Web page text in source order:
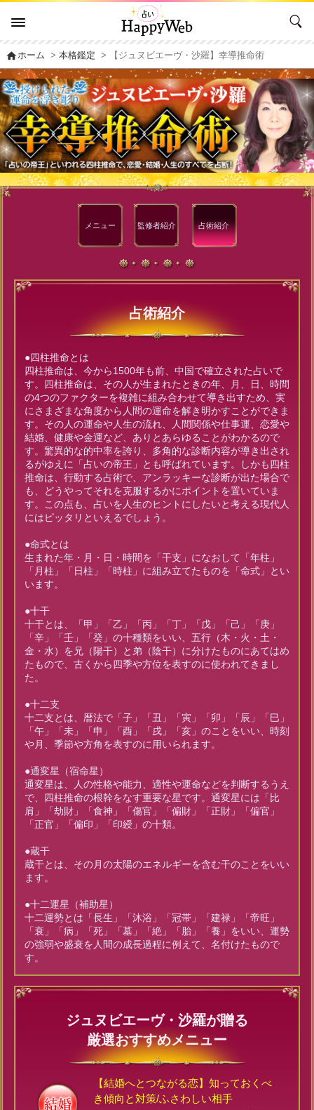
homeホーム >本格鑑定 > 【ジュヌビエーヴ・沙羅】幸導推命術
メニュー 監修者紹介 占術紹介
占術紹介
●四柱推命とは
四柱推命は、今から1500年も前、中国で確立された占いで
す。四柱推命は、その人が生まれたときの年、月、日、時間
の4つのファクターを複雑に組み合わせて導き出すため、実
にさまざまな角度から人間の運命を解き明かすことができま
す。その人の運命や人生の流れ、人間関係や仕事運、恋愛や
結婚、健康や金運など、ありとあらゆることがわかるので
す。驚異的な的中率を誇り、多角的な診断内容が導き出され
るがゆえに「占いの帝王」とも呼ばれています。しかも四柱
推命は、行動する占術で、アンラッキーな診断が出た場合で
も、どうやってそれを克服するかにポイントを置いていま
す。この点も、占いを人生のヒントにしたいと考える現代人
にはピッタリといえるでしょう。
●命式とは
生まれた年・月・日・時間を「干支」になおして「年柱」
「月柱」「日柱」「時柱」に組み立てたものを「命式」とい
います。
●十干
十干とは、「甲」「乙」「丙」「丁」「戊」「己」「庚」
「辛」「壬」「癸」の十種類をいい、五行（木・火・土・
金・水）を兄（陽干）と弟（陰干）に分けたものにあてはめ
たもので、古くから四季や方位を表すのに使われてきまし
た。
●十二支
十二支とは、暦法で「子」「丑」「寅」「卯」「辰」「巳」
「午」「未」「申」「酉」「戌」「亥」のことをいい、時刻
や月、季節や方角を表すのに用いられます。
●通変星（宿命星）
通変星は、人の性格や能力、適性や運命などを判断するうえ
で、四柱推命の根幹をなす重要な星です。通変星には「比
肩」「劫財」「食神」「傷官」「偏財」「正財」「偏官」
「正官」「偏印」「印綬」の十類。
●蔵干
蔵干とは、その月の太陽のエネルギーを含む干のことをいい
ます。
●十二運星（補助星）
十二運勢とは「長生」「沐浴」「冠帯」「建禄」「帝旺」
「衰」「病」「死」「墓」「絶」「胎」「養」をいい、運勢
の強弱や盛衰を人間の成長過程に例えて、名付けたもので
す。
ジュヌビエーヴ・沙羅が贈る
厳選おすすめメニュー
【結婚へとつながる恋】知っておくべ
き傾向と対策/ふさわしい相手